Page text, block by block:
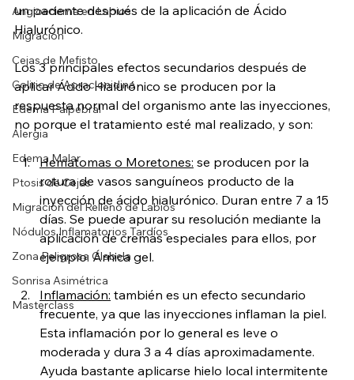
Angioedema en Labios
Migración
Cejas de Mefisto
Colirio de Apraclonidina
Edema Palpebral
Alergia
Edema Malar
Ptosis de Cejas
Migración del Relleno de Labios
Nódulos Inflamatorios Tardíos
Zona Peligrosa Glabela
Sonrisa Asimétrica
Masterclass
un paciente después de la aplicación de Ácido
Hialurónico.
Los 3 principales efectos secundarios después de
aplicar Ácido Hialurónico se producen por la
respuesta normal del organismo ante las inyecciones,
no porque el tratamiento esté mal realizado, y son:
Hematomas o Moretones: se producen por la
rotura de vasos sanguíneos producto de la
inyección de ácido hialurónico. Duran entre 7 a 15
días. Se puede apurar su resolución mediante la
aplicación de cremas especiales para ellos, por
ejemplo: Árnica gel.
Inflamación: también es un efecto secundario
frecuente, ya que las inyecciones inflaman la piel.
Esta inflamación por lo general es leve o
moderada y dura 3 a 4 días aproximadamente.
Ayuda bastante aplicarse hielo local intermitente